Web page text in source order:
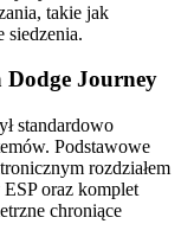
takie jak
siedzenia.
Dodge Journey
standardowo
Podstawowe
rozdziałem
oraz komplet
chroniące